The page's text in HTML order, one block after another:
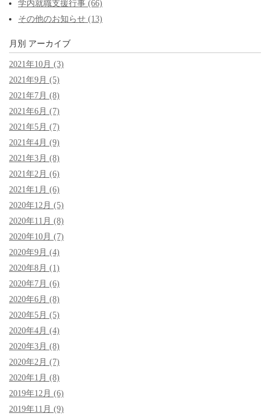
学内就職支援行事 (66)
その他のお知らせ (13)
月別 アーカイブ
2021年10月 (3)
2021年9月 (5)
2021年7月 (8)
2021年6月 (7)
2021年5月 (7)
2021年4月 (9)
2021年3月 (8)
2021年2月 (6)
2021年1月 (6)
2020年12月 (5)
2020年11月 (8)
2020年10月 (7)
2020年9月 (4)
2020年8月 (1)
2020年7月 (6)
2020年6月 (8)
2020年5月 (5)
2020年4月 (4)
2020年3月 (8)
2020年2月 (7)
2020年1月 (8)
2019年12月 (6)
2019年11月 (9)